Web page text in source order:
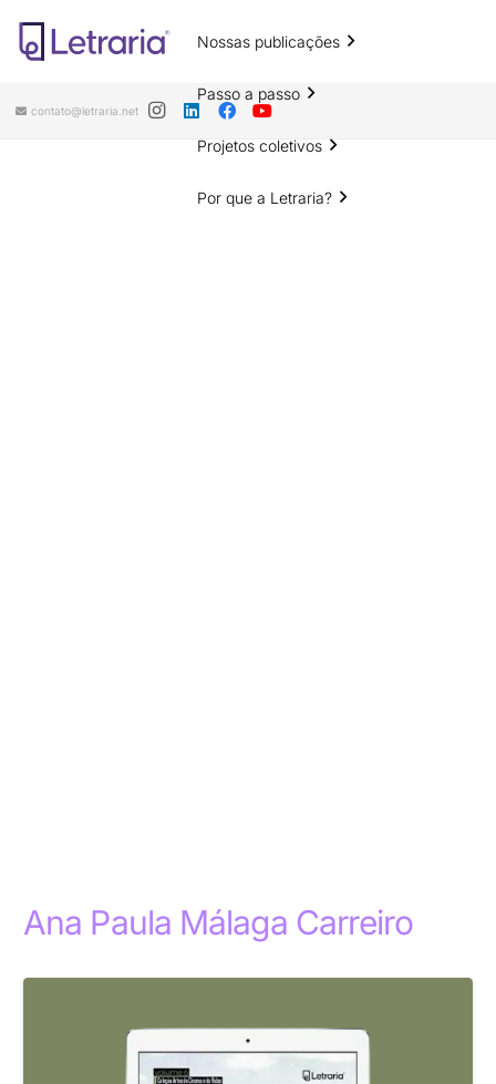
Nossas publicações
Passo a passo
Projetos coletivos
Por que a Letraria?
contato@letraria.net
Ana Paula Málaga Carreiro